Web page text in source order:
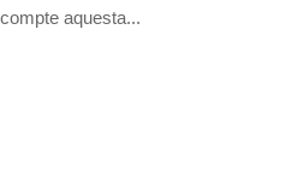
aquesta...